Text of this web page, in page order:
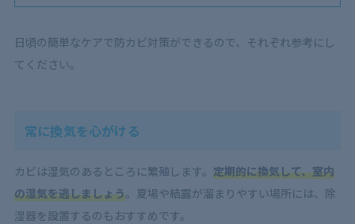
日頃の簡単なケアで防カビ対策ができるので、それぞれ参考にし
てください。
常に換気を心がける
カビは湿気のあるところに繁殖します。 定期的に換気して、室内
の湿気を逃しましょう。夏場や結露が溜まりやすい場所には、除
湿器を設置するのもおすすめです。